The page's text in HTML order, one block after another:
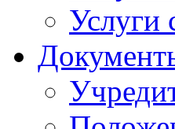
Услуги